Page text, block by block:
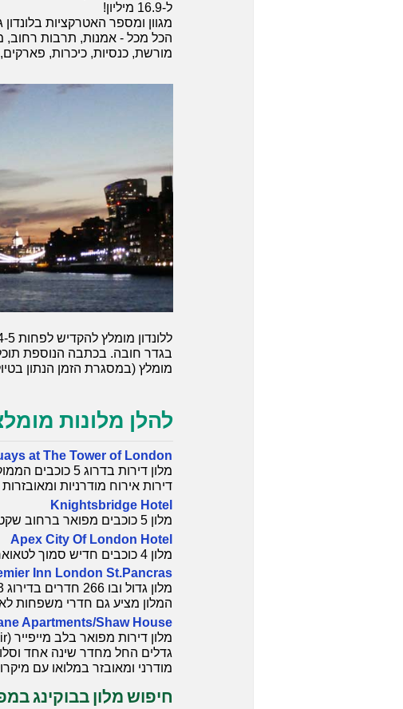
ל-16.9 מיליון!
מגוון ומספר האטרקציות
הכל מכל - אמנות, תרבות רחוב,
מורשת, כנסיות, כיכרות, פארקים,
בגדר חובה. בכתבה הנוספת
מומלץ (במסגרת הזמן הנתון
להלן מלונות
at The Tower of London
דירות אירוח מודרניות
Knightsbridge Hotel
מלון 5 כוכבים מפואר ברחוב שקט אך במיקום מרכזי בקרבת הייד פארק ורחובות הקניות היוקרתיים של לונדון.
Apex City Of London Hotel
מלון 4 כוכבים חדיש סמוך לטאואר ברידג' עם חדרים המתאימים למגורי 2-4 נפשות, כולל חדרי משפחות.
Inn London St.Pancras
המלון מציע גם חדרי משפחות
Apartments/Shaw House
מודרני ומאובזר במלואו עם
חיפוש מלון בבוקינג